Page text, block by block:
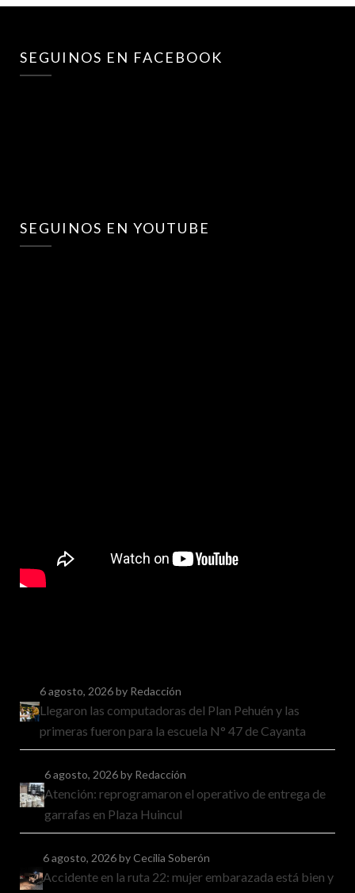
SEGUINOS EN FACEBOOK
SEGUINOS EN YOUTUBE
6 agosto, 2026by Redacción
Llegaron las computadoras del Plan Pehuén y las
primeras fueron para la escuela N° 47 de Cayanta
6 agosto, 2026by Redacción
Atención: reprogramaron el operativo de entrega de
garrafas en Plaza Huincul
6 agosto, 2026by Cecilia Soberón
Accidente en la ruta 22: mujer embarazada está bien y